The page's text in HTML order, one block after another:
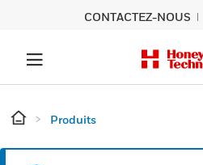
CONTACTEZ-NOUS
Produits